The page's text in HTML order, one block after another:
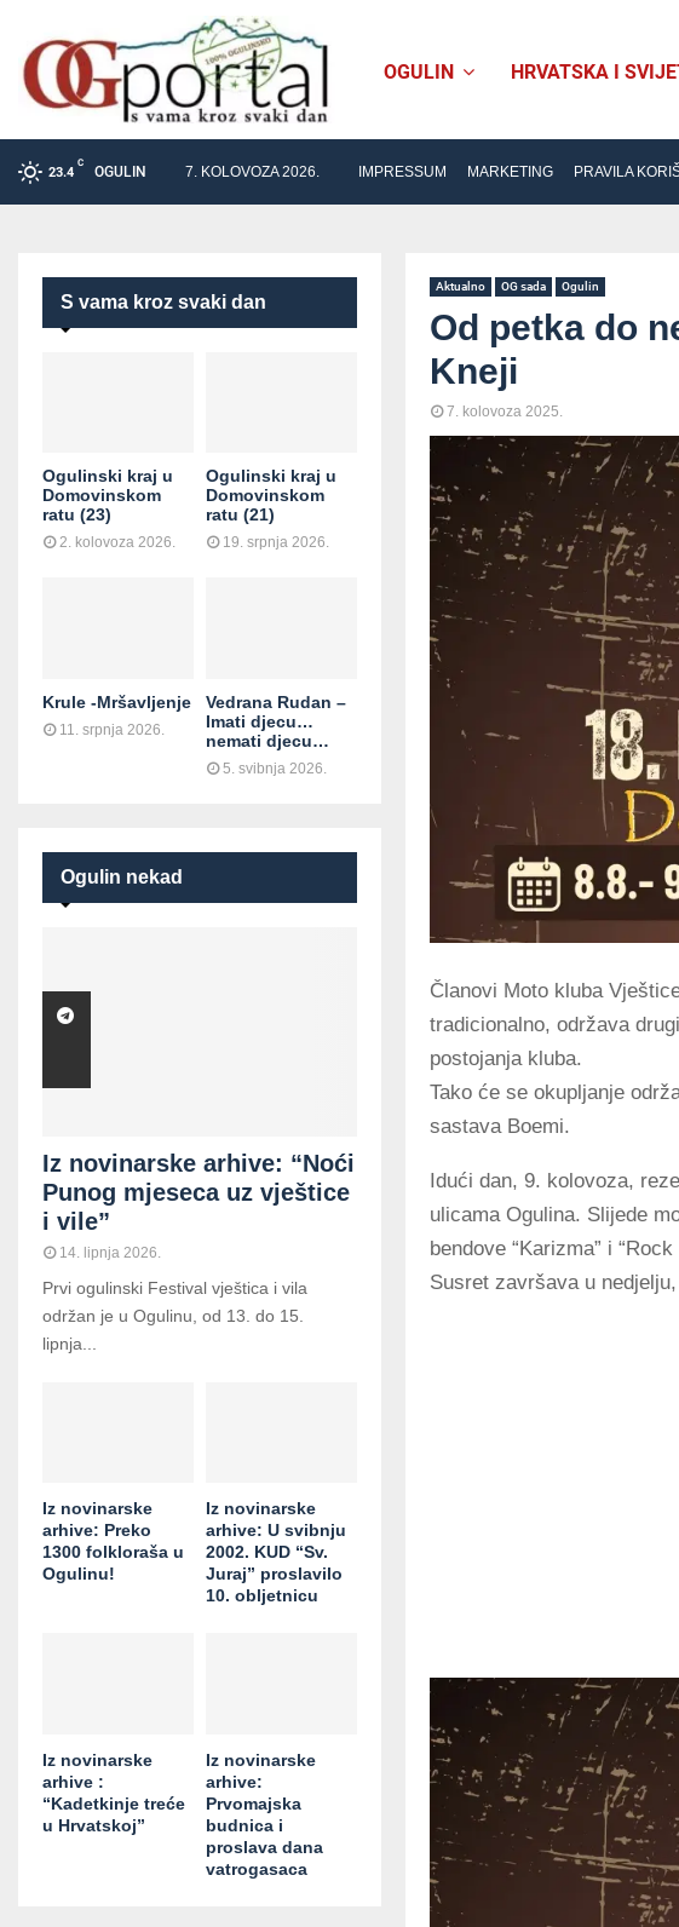
OGULIN HRVATSKA I
23.4
C
OGULIN 7. KOLOVOZA 2026. IMPRESSUM MARKETING PRAVILA
Aktualno OG sada Ogulin
Od petka do
Kneji
7. kolovoza 2025.
Članovi Moto kluba
tradicionalno, održava
postojanja kluba.
Tako će se okupljanje
sastava Boemi.
Idući dan, 9. kolovoza,
ulicama Ogulina. Slijede
bendove “Karizma” i “Rock
Susret završava u
S vama kroz svaki dan
Ogulinski kraj u
Domovinskom
ratu (23)
2. kolovoza 2026.
Ogulinski kraj u
Domovinskom
ratu (21)
19. srpnja 2026.
Krule -Mršavljenje
11. srpnja 2026.
Vedrana Rudan –
Imati djecu…
nemati djecu…
5. svibnja 2026.
Ogulin nekad
Iz novinarske arhive: “Noći
Punog mjeseca uz vještice
i vile”
14. lipnja 2026.
Prvi ogulinski Festival vještica i vila
održan je u Ogulinu, od 13. do 15.
lipnja...
Iz novinarske
arhive: Preko
1300 folkloraša u
Ogulinu!
Iz novinarske
arhive: U svibnju
2002. KUD “Sv.
Juraj” proslavilo
10. obljetnicu
Iz novinarske
arhive :
“Kadetkinje treće
u Hrvatskoj”
Iz novinarske
arhive:
Prvomajska
budnica i
proslava dana
vatrogasaca